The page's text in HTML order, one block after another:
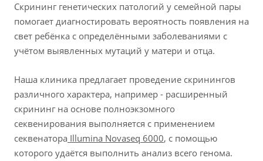
Скрининг генетических патологий у семейной пары
помогает диагностировать вероятность появления на
свет ребёнка с определёнными заболеваниями с
учётом выявленных мутаций у матери и отца.
Наша клиника предлагает проведение скринингов
различного характера, например - расширенный
скрининг на основе полноэкзомного
секвенирования выполняется с применением
секвенатора Illumina Novaseq 6000, с помощью
которого удаётся выполнить анализ всего генома.